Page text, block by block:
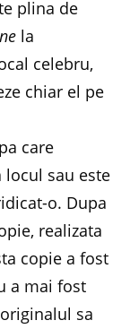
plina de
la
celebru,
chiar el pe
care
sau este
o. Dupa
realizata
copie a fost
a mai fost
sa